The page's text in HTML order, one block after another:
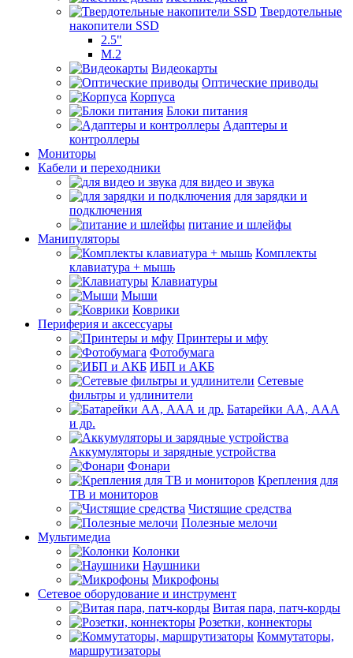
Твердотельные
накопители SSD
2.5"
M.2
Видеокарты
Оптические приводы
Корпуса
Блоки питания
Адаптеры и
контроллеры
Мониторы
Кабели и переходники
для видео и звука
для зарядки и
подключения
питание и шлейфы
Манипуляторы
Комплекты
клавиатура + мышь
Клавиатуры
Мыши
Коврики
Периферия и аксессуары
Принтеры и мфу
Фотобумага
ИБП и АКБ
Сетевые
фильтры и удлинители
Батарейки АА, ААА
и др.
Аккумуляторы и зарядные устройства
Фонари
Крепления для
ТВ и мониторов
Чистящие средства
Полезные мелочи
Мультимедиа
Колонки
Наушники
Микрофоны
Сетевое оборудование и инструмент
Витая пара, патч-корды
Розетки, коннекторы
Коммутаторы,
маршрутизаторы